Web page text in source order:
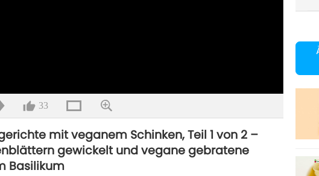
33
mit veganem Schinken, Teil 1 von 2 –
gewickelt und vegane gebratene
Basilikum